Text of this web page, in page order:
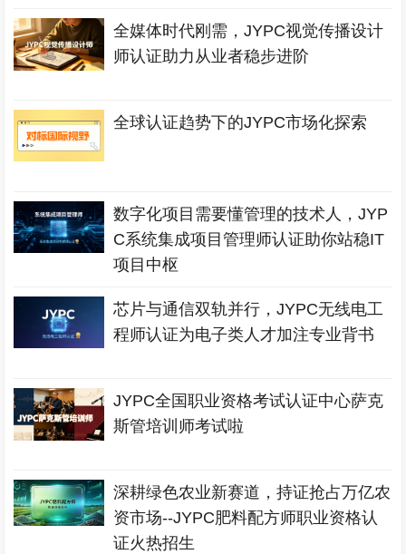
全媒体时代刚需，JYPC视觉传播设计
师认证助力从业者稳步进阶
全球认证趋势下的JYPC市场化探索
数字化项目需要懂管理的技术人，JYP
C系统集成项目管理师认证助你站稳IT
项目中枢
芯片与通信双轨并行，JYPC无线电工
程师认证为电子类人才加注专业背书
JYPC全国职业资格考试认证中心萨克
斯管培训师考试啦
深耕绿色农业新赛道，持证抢占万亿农
资市场--JYPC肥料配方师职业资格认
证火热招生